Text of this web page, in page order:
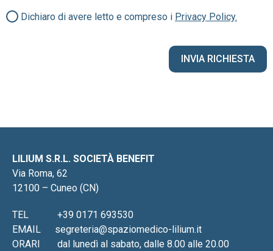
Dichiaro di avere letto e compreso i Privacy Policy.
LILIUM S.R.L. SOCIETÀ BENEFIT
Via Roma, 62
12100 – Cuneo (CN)
TEL
+39 0171 693530
EMAIL
segreteria@spaziomedico-lilium.it
ORARI
dal lunedì al sabato, dalle 8.00 alle 20.00